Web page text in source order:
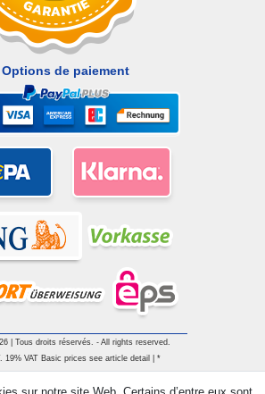
Options de paiement
| Tous droits réservés. - All rights reserved.
19% VAT Basic prices see article detail | *
to the UK!